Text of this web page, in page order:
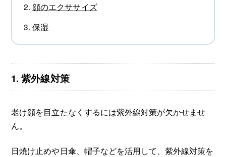
顔のエクササイズ
保湿
1. 紫外線対策
老け顔を目立たなくするには紫外線対策が欠かせませ
ん。
日焼け止めや日傘、帽子などを活用して、紫外線対策を